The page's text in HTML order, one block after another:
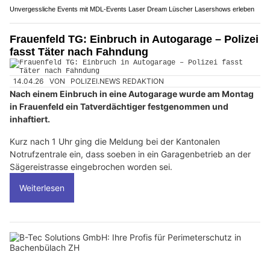
Unvergessliche Events mit MDL-Events Laser Dream Lüscher Lasershows erleben
Frauenfeld TG: Einbruch in Autogarage – Polizei
fasst Täter nach Fahndung
14.04.26 VON POLIZEI.NEWS REDAKTION
Nach einem Einbruch in eine Autogarage wurde am Montag
in Frauenfeld ein Tatverdächtiger festgenommen und
inhaftiert.
Kurz nach 1 Uhr ging die Meldung bei der Kantonalen
Notrufzentrale ein, dass soeben in ein Garagenbetrieb an der
Sägereistrasse eingebrochen worden sei.
Weiterlesen